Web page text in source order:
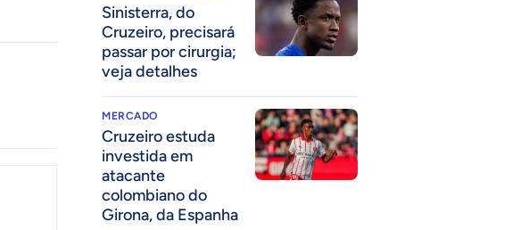
Sinisterra, do
Cruzeiro, precisará
passar por cirurgia;
veja detalhes
MERCADO
Cruzeiro estuda
investida em
atacante
colombiano do
Girona, da Espanha